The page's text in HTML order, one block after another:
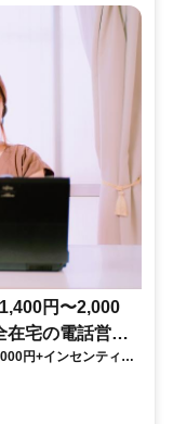
円〜2,000
在宅の電話営業
円+インセンティブ
話営業で家庭と仕事の